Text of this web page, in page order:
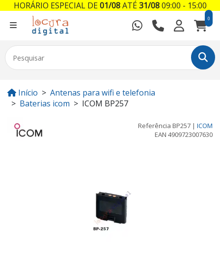
0
Início
Antenas para wifi e telefonia
Baterias icom
ICOM BP257
Referência BP257 | ICOM
EAN 4909723007630
HORÁRIO ESPECIAL DE01/08ATÉ31/0809:00 - 15:00